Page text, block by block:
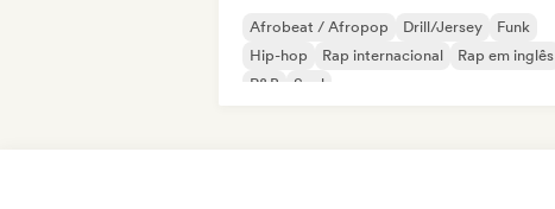
Afrobeat / Afropop Drill/Jersey
Funk
Hip-hop
Rap internacional
Rap em inglês
R&B
Soul